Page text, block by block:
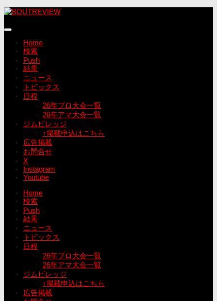
コ
テ
Home
検索
Push
結果
ニュース
トピックス
日程
26年プロ大会一覧
26年アマ大会一覧
ジムビレッジ
↑掲載申込はこちら
広告掲載
お問合せ
X
Instagram
Youtube
Home
検索
Push
結果
ニュース
トピックス
日程
26年プロ大会一覧
26年アマ大会一覧
ジムビレッジ
↑掲載申込はこちら
広告掲載